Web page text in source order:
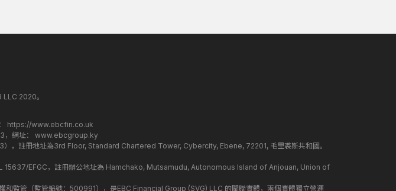
2020。
https://www.ebcfin.co.uk
網址： www.ebcgroup.ky
，註冊地址為3rd Floor, Standard Chartered Tower, Cybercity, Ebene, 72201, 毛里裘斯共和國。
15637/EFGC，註冊辦公地址為 Hamchako, Mutsamudu, Autonomous Island of Anjouan, Union of
監管（監管編號：500991），是EBC Financial Group (SVG) LLC 的關聯實體，兩個實體獨立營運